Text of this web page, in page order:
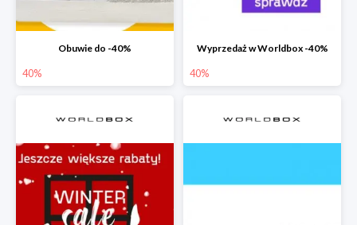
Obuwie do -40%
40%
Wyprzedaż w Worldbox -40%
40%